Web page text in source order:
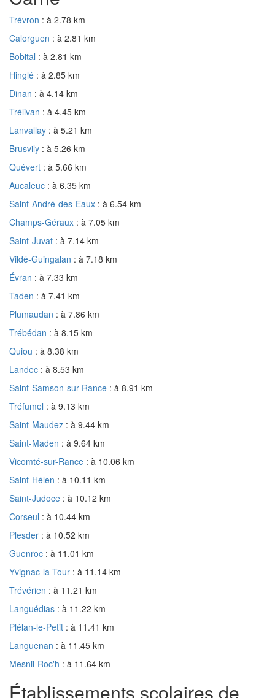
Trévron : à 2.78 km
Calorguen : à 2.81 km
Bobital : à 2.81 km
Hinglé : à 2.85 km
Dinan : à 4.14 km
Trélivan : à 4.45 km
Lanvallay : à 5.21 km
Brusvily : à 5.26 km
Quévert : à 5.66 km
Aucaleuc : à 6.35 km
Saint-André-des-Eaux : à 6.54 km
Champs-Géraux : à 7.05 km
Saint-Juvat : à 7.14 km
Vildé-Guingalan : à 7.18 km
Évran : à 7.33 km
Taden : à 7.41 km
Plumaudan : à 7.86 km
Trébédan : à 8.15 km
Quiou : à 8.38 km
Landec : à 8.53 km
Saint-Samson-sur-Rance : à 8.91 km
Tréfumel : à 9.13 km
Saint-Maudez : à 9.44 km
Saint-Maden : à 9.64 km
Vicomté-sur-Rance : à 10.06 km
Saint-Hélen : à 10.11 km
Saint-Judoce : à 10.12 km
Corseul : à 10.44 km
Plesder : à 10.52 km
Guenroc : à 11.01 km
Yvignac-la-Tour : à 11.14 km
Trévérien : à 11.21 km
Languédias : à 11.22 km
Plélan-le-Petit : à 11.41 km
Languenan : à 11.45 km
Mesnil-Roc'h : à 11.64 km
Établissements scolaires de